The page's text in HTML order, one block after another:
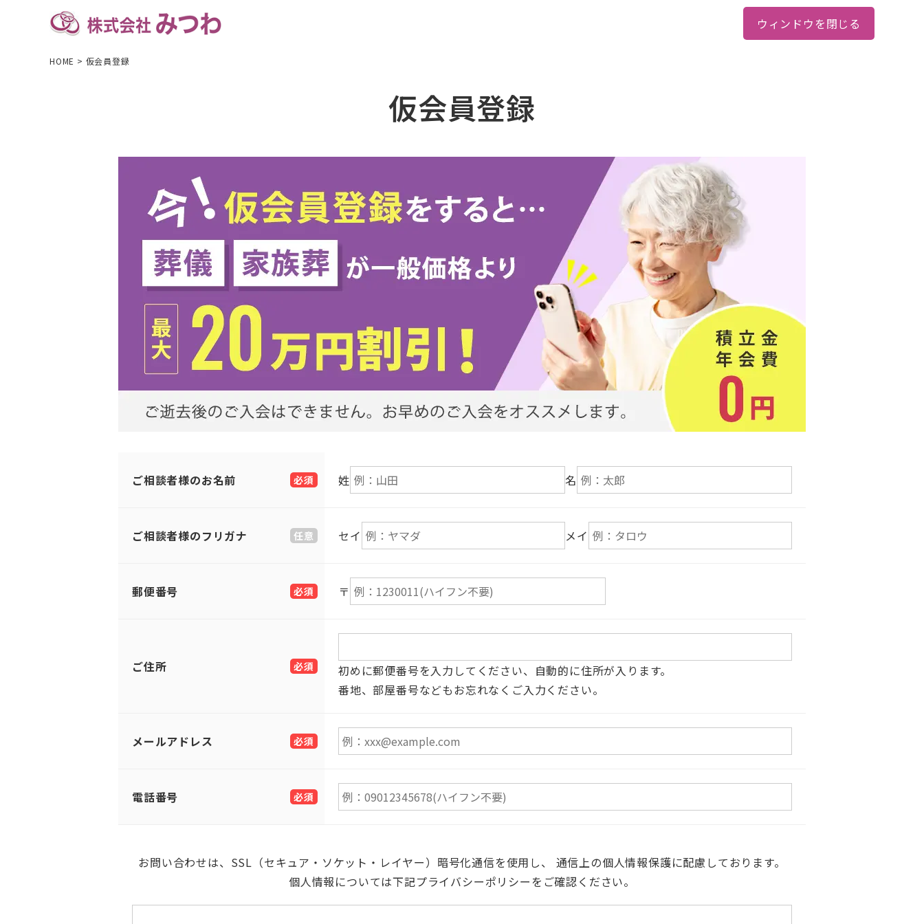
ウィンドウを閉じる
HOME > 仮会員登録
仮会員登録
必須
ご相談者様のお名前 姓 名
任意
ご相談者様のフリガナ セイ メイ
必須
郵便番号 〒
必須
ご住所
初めに郵便番号を入力してください、自動的に住所が入ります。
番地、部屋番号などもお忘れなくご⼊⼒ください。
必須
メールアドレス
必須
電話番号
お問い合わせは、SSL（セキュア・ソケット・レイヤー）暗号化通信を使用し、 通信上の個人情報保護に配慮しております。
個人情報については下記プライバシーポリシーをご確認ください。